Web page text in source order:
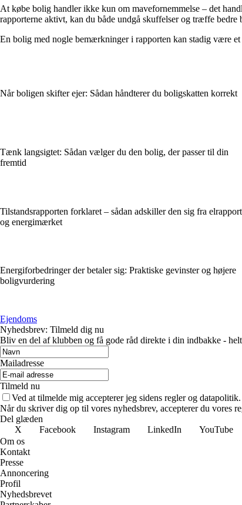
At købe bolig handler ikke kun om mavefornemmelse – det
rapporterne aktivt, kan du både undgå skuffelser og træffe bedre
En bolig med nogle bemærkninger i rapporten kan stadig være
Når boligen skifter ejer: Sådan håndterer du boligskatten korrekt
Tænk langsigtet: Sådan vælger du den bolig, der passer til din
fremtid
Tilstandsrapporten forklaret – sådan adskiller den sig fra
og energimærket
Energiforbedringer der betaler sig: Praktiske gevinster og højere
boligvurdering
Ejendoms
Nyhedsbrev: Tilmeld dig nu
Bliv en del af klubben og få gode råd direkte i din indbakke -
Mailadresse
Tilmeld nu
Ved at tilmelde mig accepterer jeg sidens regler og datapolitik.
Når du skriver dig op til vores nyhedsbrev, accepterer du
Del glæden
X
Facebook Instagram LinkedIn YouTube
Om os
Kontakt
Presse
Annoncering
Profil
Nyhedsbrevet